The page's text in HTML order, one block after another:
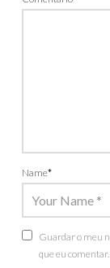
Name*
Guardar o meu
que eu comentar.